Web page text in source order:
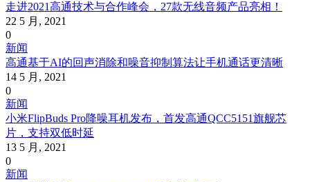
走进2021高通技术与合作峰会，27款无线音频产品亮相！
22 5 月, 2021
0
新闻
高通基于AI的回声消除和噪音抑制算法让手机通话更清晰
14 5 月, 2021
0
新闻
小米FlipBuds Pro降噪耳机发布，首发高通QCC5151旗舰芯
片，支持双低时延
13 5 月, 2021
0
新闻